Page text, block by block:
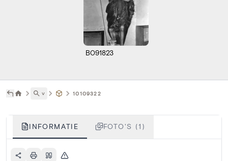
B091823
˅ 10109322
INFORMATIE FOTO'S (1)